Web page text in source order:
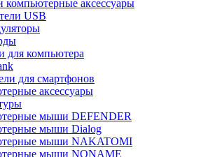
компьютерные аксессуары
USB
для компьютера
для смартфонов
аксессуары
мыши DEFENDER
мыши Dialog
мыши NAKATOMI
мыши NONAME